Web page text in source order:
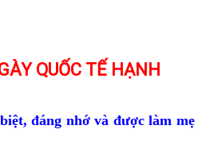
QUỐC TẾ HẠNH
đáng nhớ và được làm mẹ